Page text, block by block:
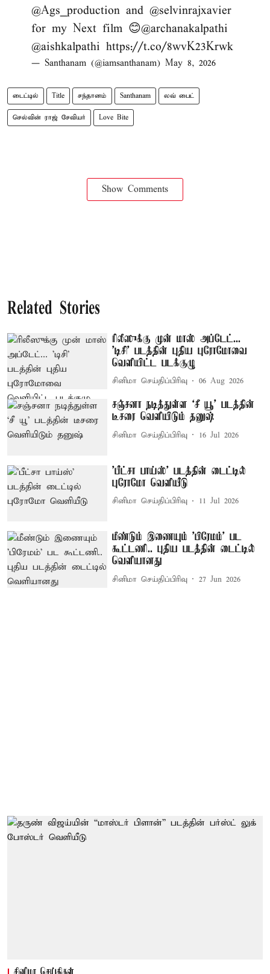
@Ags_production and @selvinrajxavier
for my Next film 😊@archanakalpathi
@aishkalpathi https://t.co/8wvK23Krwk
— Santhanam (@iamsanthanam) May 8, 2026
டைட்டில் Title சந்தானம் Santhanam லவ் பைட்
செல்வின் ராஜ் சேவியர் Love Bite
Show Comments
Related Stories
ரிலீஸுக்கு முன் மாஸ் அப்டேட்...
'டிசி' படத்தின் புதிய புரோமோவை
வெளியிட்ட படக்குழு
சினிமா செய்திப்பிரிவு 06 Aug 2026
சஞ்சனா நடித்துள்ள ‘சீ யூ’ படத்தின்
டீசரை வெளியிடும் தனுஷ்
சினிமா செய்திப்பிரிவு 16 Jul 2026
'பீட்சா பாய்ஸ்' படத்தின் டைட்டில்
புரோமோ வெளியீடு
சினிமா செய்திப்பிரிவு 11 Jul 2026
மீண்டும் இணையும் 'பிரேமம்' பட
கூட்டணி.. புதிய படத்தின் டைட்டில்
வெளியானது
சினிமா செய்திப்பிரிவு 27 Jun 2026